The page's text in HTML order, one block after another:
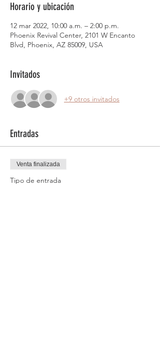
Horario y ubicación
12 mar 2022, 10:00 a.m. – 2:00 p.m.
Phoenix Revival Center, 2101 W Encanto
Blvd, Phoenix, AZ 85009, USA
Invitados
+9 otros invitados
Entradas
Venta finalizada
Tipo de entrada